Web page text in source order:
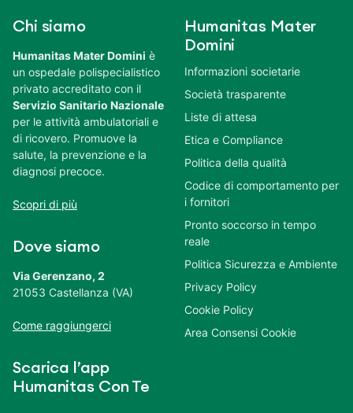
Chi siamo
Humanitas Mater Domini è
un ospedale polispecialistico
privato accreditato con il
Servizio Sanitario Nazionale
per le attività ambulatoriali e
di ricovero. Promuove la
salute, la prevenzione e la
diagnosi precoce.
Scopri di più
Dove siamo
Via Gerenzano, 2
21053 Castellanza (VA)
Come raggiungerci
Scarica l’app
Humanitas Con Te
Humanitas Mater
Domini
Informazioni societarie
Società trasparente
Liste di attesa
Etica e Compliance
Politica della qualità
Codice di comportamento per
i fornitori
Pronto soccorso in tempo
reale
Politica Sicurezza e Ambiente
Privacy Policy
Cookie Policy
Area Consensi Cookie